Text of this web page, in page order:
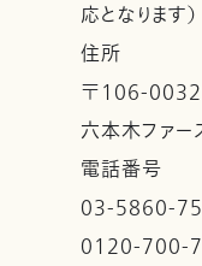
応となります）
住所
〒106-0032
六本木ファー
電話番号
03-5860-
0120-700-